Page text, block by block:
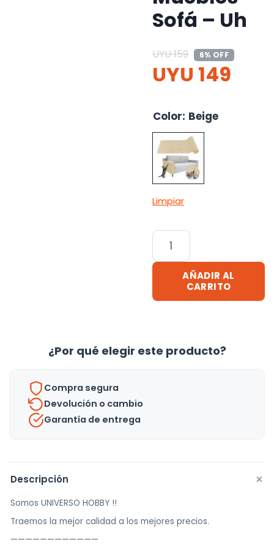
Sofá – Uh
UYU159 6% OFF
UYU 149
Color: Beige
Limpiar
Rascador
Gato
Adhesivo
100x30cm
Protector
-
AÑADIR AL
CARRITO
¿Por qué elegir este producto?
Compra segura
Devolución o cambio
Garantía de entrega
Descripción +
Somos UNIVERSO HOBBY !!
Traemos la mejor calidad a los mejores precios.
————————————